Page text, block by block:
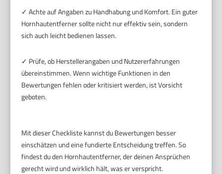
✓ Achte auf Angaben zu Handhabung und Komfort. Ein guter
Hornhautentferner sollte nicht nur effektiv sein, sondern
sich auch leicht bedienen lassen.
✓ Prüfe, ob Herstellerangaben und Nutzererfahrungen
übereinstimmen. Wenn wichtige Funktionen in den
Bewertungen fehlen oder kritisiert werden, ist Vorsicht
geboten.
Mit dieser Checkliste kannst du Bewertungen besser
einschätzen und eine fundierte Entscheidung treffen. So
findest du den Hornhautentferner, der deinen Ansprüchen
gerecht wird und wirklich hält, was er verspricht.